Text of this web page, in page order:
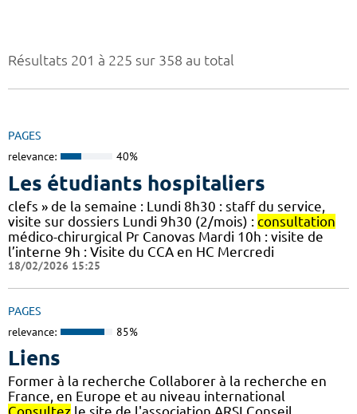
Résultats 201 à 225 sur 358 au total
PAGES
relevance: 40%
Les étudiants hospitaliers
clefs » de la semaine : Lundi 8h30 : staff du service,
visite sur dossiers Lundi 9h30 (2/mois) : consultation
médico-chirurgical Pr Canovas Mardi 10h : visite de
l’interne 9h : Visite du CCA en HC Mercredi
18/02/2026 15:25
PAGES
relevance: 85%
Liens
Former à la recherche Collaborer à la recherche en
France, en Europe et au niveau international